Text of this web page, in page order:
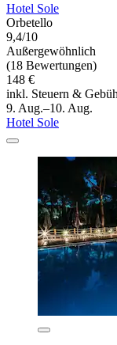
Hotel Sole
Orbetello
9,4/10
Außergewöhnlich
(18 Bewertungen)
148 €
inkl. Steuern &
9. Aug.–10. Aug.
Hotel Sole